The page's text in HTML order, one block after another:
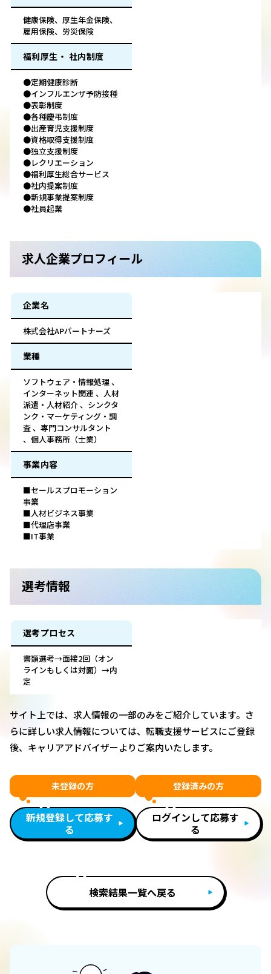
健康保険、厚生年金保険、
雇用保険、労災保険
福利厚生・ 社内制度
●定期健康診断
●インフルエンザ予防接種
●表彰制度
●各種慶弔制度
●出産育児支援制度
●資格取得支援制度
●独立支援制度
●レクリエーション
●福利厚生総合サービス
●社内提案制度
●新規事業提案制度
●社員起業
求人企業プロフィール
企業名
株式会社APパートナーズ
業種
ソフトウェア・情報処理 、
インターネット関連 、人材
派遣・人材紹介 、シンクタ
ンク・マーケティング・調
査 、専門コンサルタント
、個人事務所（士業）
事業内容
■セールスプロモーション
事業
■人材ビジネス事業
■代理店事業
■IT事業
選考情報
選考プロセス
書類選考→面接2回（オン
ラインもしくは対面）→内
定
サイト上では、求人情報の一部のみをご紹介しています。さ
らに詳しい求人情報については、転職支援サービスにご登録
後、キャリアアドバイザーよりご案内いたします。
未登録の方
新規登録して応募す
る
登録済みの方
ログインして応募す
る
検索結果一覧へ戻る